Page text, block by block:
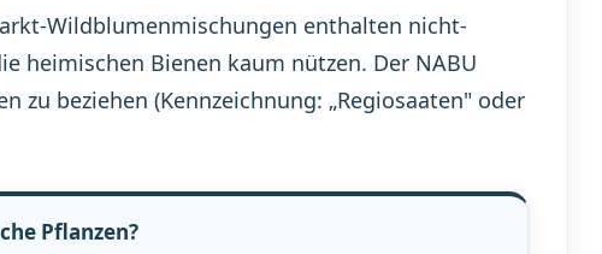
Wildblumenmischungen enthalten nicht-
heimischen Bienen kaum nützen. Der NABU
zu beziehen (Kennzeichnung: „Regiosaaten" oder
Pflanzen?